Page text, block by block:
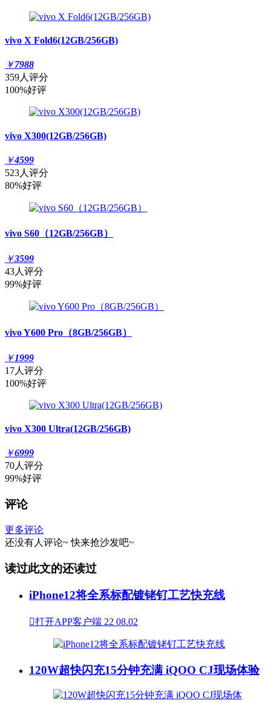
vivo X Fold6(12GB/256GB)
￥7988
359人评分
100%好评
vivo X300(12GB/256GB)
￥4599
523人评分
80%好评
vivo S60（12GB/256GB）
￥3599
43人评分
99%好评
vivo Y600 Pro（8GB/256GB）
￥1999
17人评分
100%好评
vivo X300 Ultra(12GB/256GB)
￥6999
70人评分
99%好评
评论
更多评论
还没有人评论~ 快来抢沙发吧~
读过此文的还读过
iPhone12将全系标配镀铑钌工艺快充线
打开APP客户端 22 08.02
120W超快闪充15分钟充满 iQOO CJ现场体验